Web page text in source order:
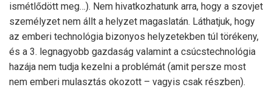
ismétlődött meg…). Nem hivatkozhatunk arra, hogy a szovjet
személyzet nem állt a helyzet magaslatán. Láthatjuk, hogy
az emberi technológia bizonyos helyzetekben túl törékeny,
és a 3. legnagyobb gazdaság valamint a csúcstechnológia
hazája nem tudja kezelni a problémát (amit persze most
nem emberi mulasztás okozott – vagyis csak részben).